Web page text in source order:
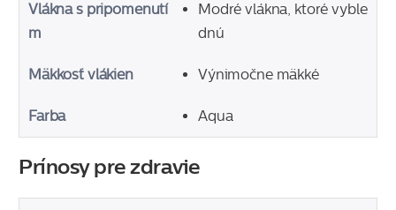
Vlákna s pripomenutí
m
Modré vlákna, ktoré vyble
dnú
Mäkkosť vlákien Výnimočne mäkké
Farba Aqua
Prínosy pre zdravie